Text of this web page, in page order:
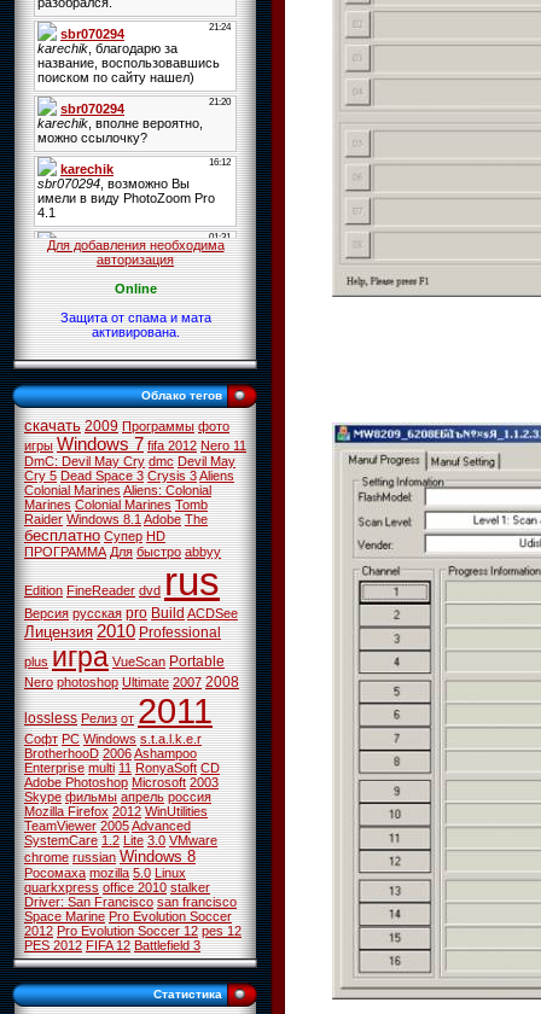
Для добавления необходима
авторизация
Online
Защита от спама и мата
активирована.
Облако тегов
скачать 2009 Программы фото
игры Windows 7 fifa 2012 Nero 11
DmC: Devil May Cry dmc Devil May
Cry 5 Dead Space 3 Crysis 3Aliens
Colonial MarinesAliens: Colonial
Marines Colonial Marines Tomb
Raider Windows 8.1Adobe The
бесплатно Супер HD
ПРОГРАММА Для быстро abbyy
Edition FineReader dvd rus
Версия русская pro BuildACDSee
Лицензия 2010 Professional
plus игра VueScan Portable
Nero photoshop Ultimate 2007 2008
lossless Релиз от 2011
Софт PC Windows s.t.a.l.k.e.r
BrotherhooD 2006Ashampoo
Enterprise multi 11 RonyaSoft CD
Adobe Photoshop Microsoft 2003
Skype фильмы апрель россия
Mozilla Firefox 2012 WinUtilities
TeamViewer 2005Advanced
SystemCare 1.2 Lite 3.0 VMware
chrome russian Windows 8
Росомаха mozilla 5.0 Linux
quarkxpress office 2010 stalker
Driver: San Francisco san francisco
Space Marine Pro Evolution Soccer
2012 Pro Evolution Soccer 12 pes 12
PES 2012 FIFA 12 Battlefield 3
Статистика